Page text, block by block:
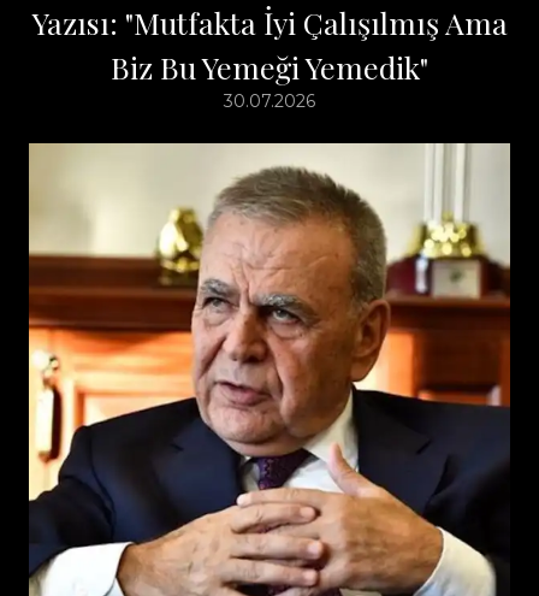
Yazısı: "Mutfakta İyi Çalışılmış Ama
Biz Bu Yemeği Yemedik"
30.07.2026